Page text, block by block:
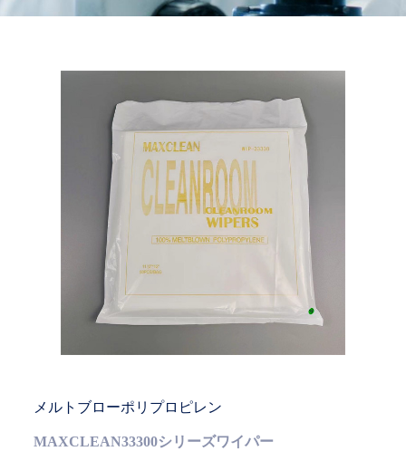
メルトブローポリプロピレン
MAXCLEAN33300シリーズワイパー